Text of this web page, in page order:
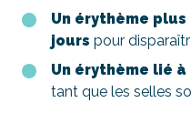
Un érythème plus
jours pour
Un érythème lié
tant que les selles